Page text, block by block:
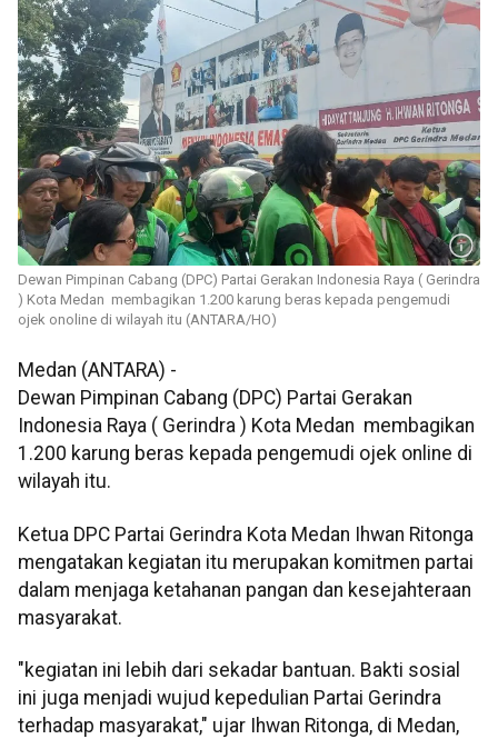
Dewan Pimpinan Cabang (DPC) Partai Gerakan Indonesia Raya ( Gerindra
) Kota Medan membagikan 1.200 karung beras kepada pengemudi
ojek onoline di wilayah itu (ANTARA/HO)
Medan (ANTARA) -
Dewan Pimpinan Cabang (DPC) Partai Gerakan
Indonesia Raya ( Gerindra ) Kota Medan membagikan
1.200 karung beras kepada pengemudi ojek online di
wilayah itu.
Ketua DPC Partai Gerindra Kota Medan Ihwan Ritonga
mengatakan kegiatan itu merupakan komitmen partai
dalam menjaga ketahanan pangan dan kesejahteraan
masyarakat.
"kegiatan ini lebih dari sekadar bantuan. Bakti sosial
ini juga menjadi wujud kepedulian Partai Gerindra
terhadap masyarakat," ujar Ihwan Ritonga, di Medan,